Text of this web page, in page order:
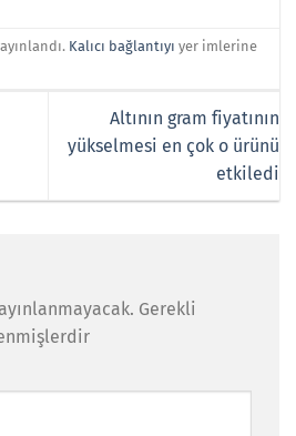
Kalıcı bağlantıyı yer imlerine
Altının gram fiyatının
yükselmesi en çok o ürünü
etkiledi
Gerekli